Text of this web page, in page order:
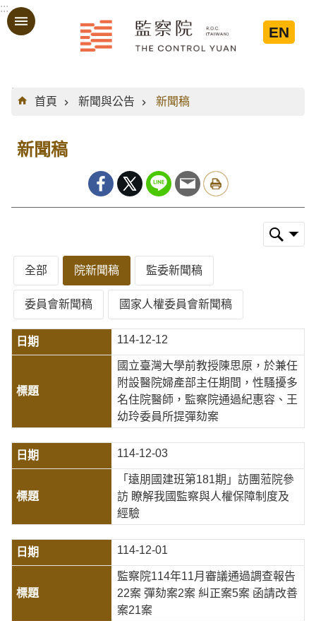
跳到主要內容區塊
:::
EN
:::
首頁
新聞與公告 新聞稿
新聞稿
全部 院新聞稿 監委新聞稿
委員會新聞稿 國家人權委員會新聞稿
114-12-12
國立臺灣大學前教授陳思原，於兼任
附設醫院婦產部主任期間，性騷擾多
名住院醫師，監察院通過紀惠容、王
幼玲委員所提彈劾案
114-12-03
「遠朋國建班第181期」訪團蒞院參
訪 瞭解我國監察與人權保障制度及
經驗
114-12-01
監察院114年11月審議通過調查報告
22案 彈劾案2案 糾正案5案 函請改善
案21案